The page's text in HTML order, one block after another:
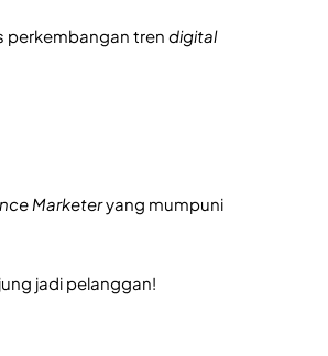
perkembangan tren digital
Marketeryang mumpuni
jadi pelanggan!